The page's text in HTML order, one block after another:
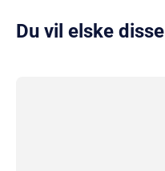
Du vil elske disse